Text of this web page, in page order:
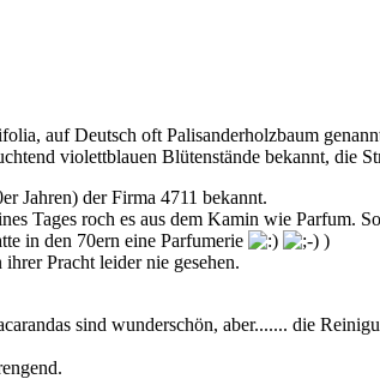
auf Deutsch oft Palisanderholzbaum
violettblauen Blütenstände bekannt, die
Jahren) der Firma 4711 bekannt.
Tages roch es aus dem Kamin wie Parfum.
in den 70ern eine Parfumerie
)
Pracht leider nie gesehen.
sind wunderschön, aber....... die